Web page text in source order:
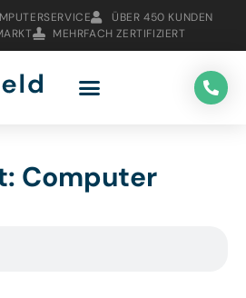
ÜBER 450 KUNDEN
MEHRFACH ZERTIFIZIERT
Computer